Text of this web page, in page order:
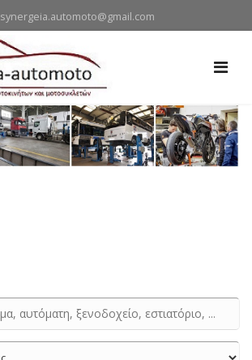
synergeia.automoto@gmail.com